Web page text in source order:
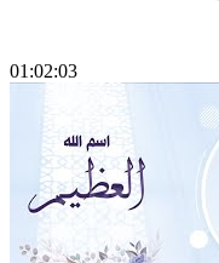
01:02:03